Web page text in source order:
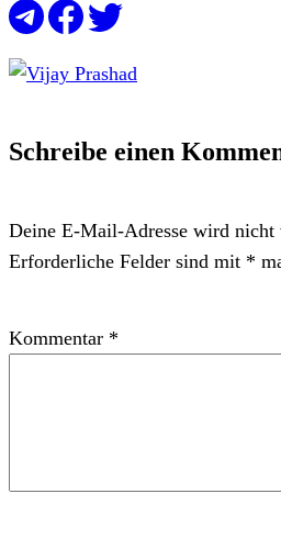
Schreibe einen
Deine E-Mail-Adresse wird
Erforderliche Felder sind mit *
Kommentar *